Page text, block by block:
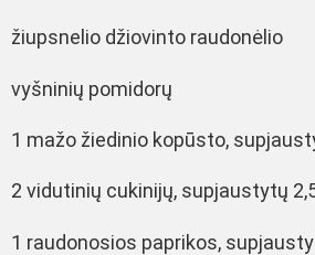
žiupsnelio džiovinto raudonėlio
vyšninių pomidorų
1 mažo žiedinio kopūsto,
2 vidutinių cukinijų, supjaustytų
1 raudonosios paprikos,